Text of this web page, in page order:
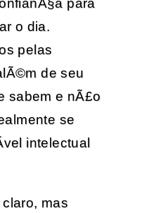
o dia.
pelas
de seu
sabem e nÃ£o
se
intelectual
mas